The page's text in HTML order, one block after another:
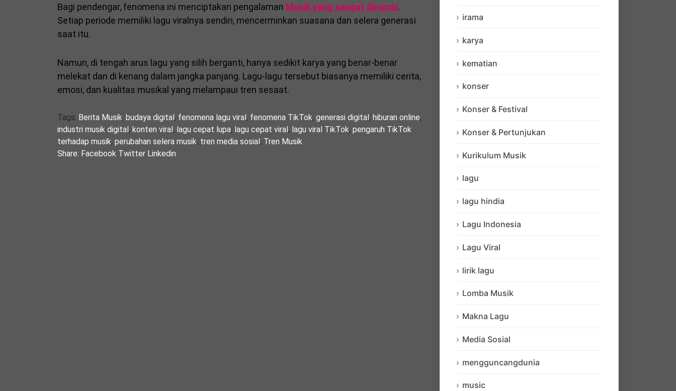
Bagi pendengar, fenomena ini menciptakan pengalaman Musik yang sangat dinamis.
Setiap periode memiliki lagu viralnya sendiri, mencerminkan suasana dan selera generasi
saat itu.
Namun, di tengah arus lagu yang silih berganti, hanya sedikit karya yang benar-benar
melekat dan di kenang dalam jangka panjang. Lagu-lagu tersebut biasanya memiliki cerita,
emosi, dan kualitas musikal yang melampaui tren sesaat.
Tags: Berita Musik, budaya digital, fenomena lagu viral, fenomena TikTok, generasi digital, hiburan online,
industri musik digital, konten viral, lagu cepat lupa, lagu cepat viral, lagu viral TikTok, pengaruh TikTok
terhadap musik, perubahan selera musik, tren media sosial, Tren Musik
Share: Facebook Twitter Linkedin
irama
karya
kematian
konser
Konser & Festival
Konser & Pertunjukan
Kurikulum Musik
lagu
lagu hindia
Lagu Indonesia
Lagu Viral
lirik lagu
Lomba Musik
Makna Lagu
Media Sosial
mengguncangdunia
music